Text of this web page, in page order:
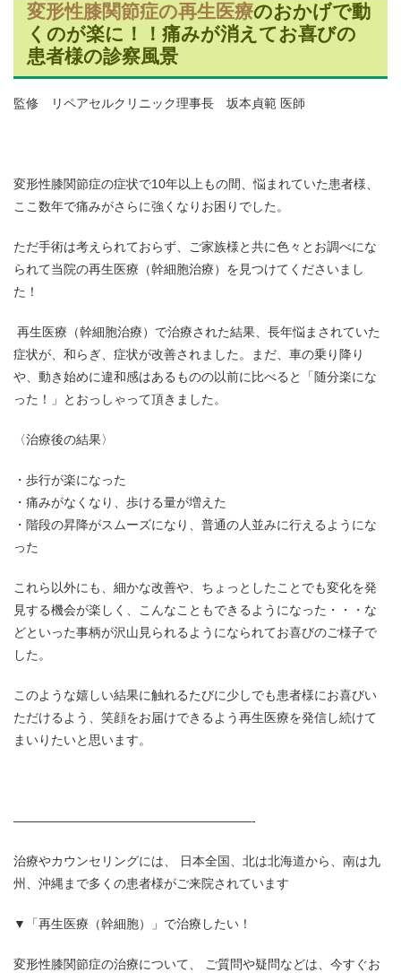
変形性膝関節症の再生医療のおかげで動
くのが楽に！！痛みが消えてお喜びの
患者様の診察風景
監修 リペアセルクリニック理事長 坂本貞範 医師
変形性膝関節症の症状で10年以上もの間、悩まれていた患者様、
ここ数年で痛みがさらに強くなりお困りでした。
ただ手術は考えられておらず、ご家族様と共に色々とお調べにな
られて当院の再生医療（幹細胞治療）を見つけてくださいまし
た！
再生医療（幹細胞治療）で治療された結果、長年悩まされていた
症状が、和らぎ、症状が改善されました。まだ、車の乗り降り
や、動き始めに違和感はあるものの以前に比べると「随分楽にな
った！」とおっしゃって頂きました。
〈治療後の結果〉
歩行が楽になった
痛みがなくなり、歩ける量が増えた
階段の昇降がスムーズになり、普通の人並みに行えるようにな
った
これら以外にも、細かな改善や、ちょっとしたことでも変化を発
見する機会が楽しく、こんなこともできるようになった・・・な
どといった事柄が沢山見られるようになられてお喜びのご様子で
した。
このような嬉しい結果に触れるたびに少しでも患者様にお喜びい
ただけるよう、笑顔をお届けできるよう再生医療を発信し続けて
まいりたいと思います。
———————————————————-
治療やカウンセリングには、 日本全国、北は北海道から、南は九
州、沖縄まで多くの患者様がご来院されています
▼「再生医療（幹細胞）」で治療したい！
変形性膝関節症の治療について、 ご質問や疑問などは、今すぐお